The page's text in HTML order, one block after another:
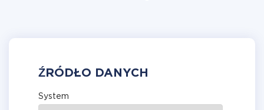
ŹRÓDŁO DANYCH
System